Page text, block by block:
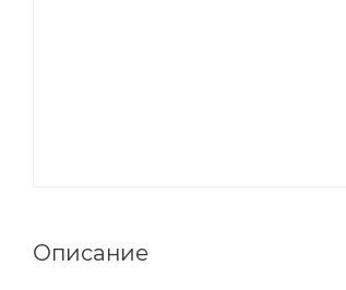
Описание